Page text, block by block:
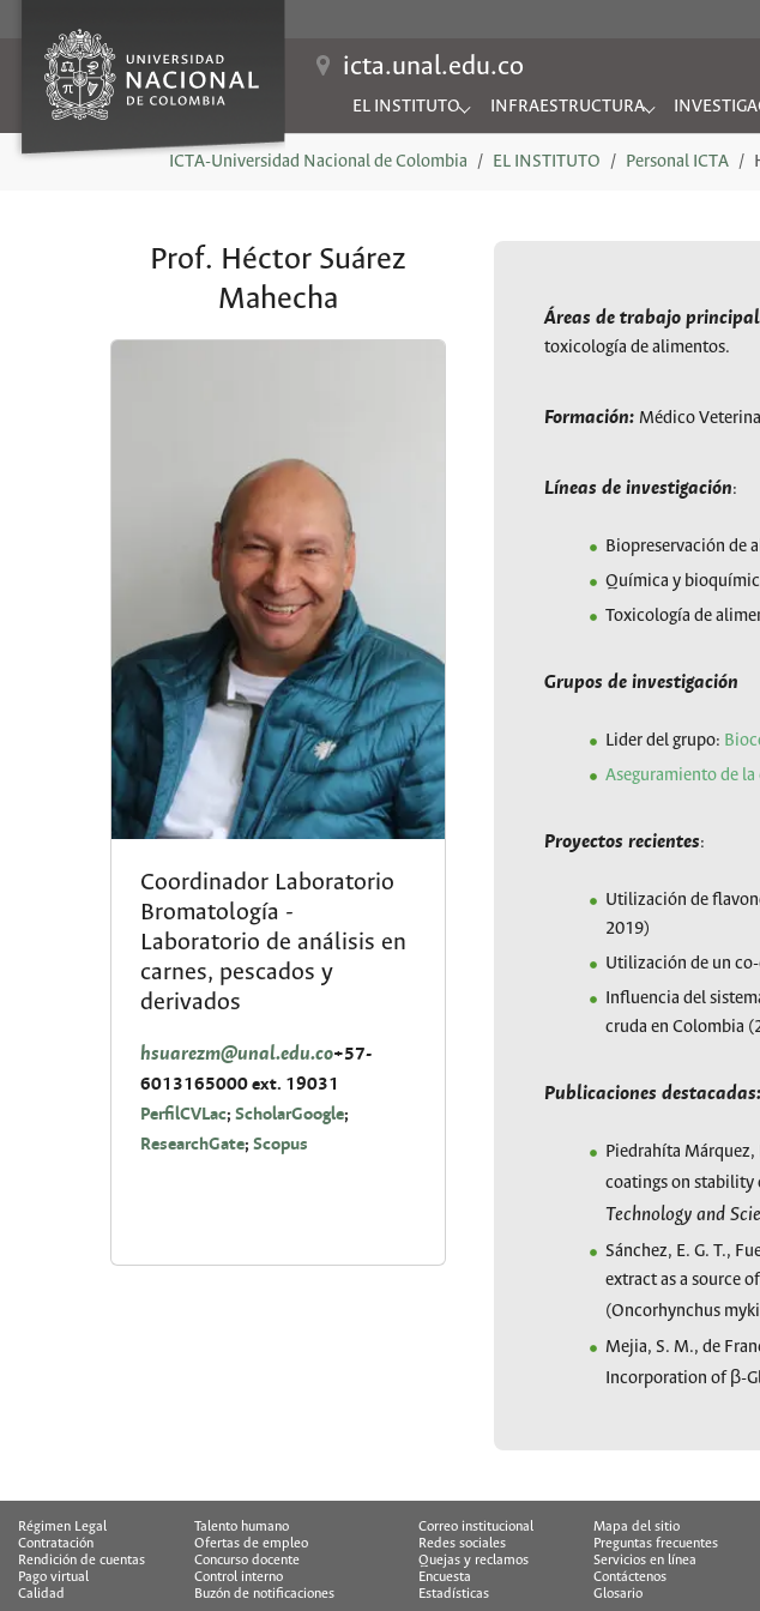
icta.unal.edu.co
EL INSTITUTO
Submenu for "EL INSTITUTO"
INFRAESTRUCTURA
Submenu for "INFRAESTRUCTURA"
Submenu
You are here:
ICTA-Universidad Nacional de Colombia
EL INSTITUTO Personal ICTA
Prof. Héctor Suárez
Mahecha
Coordinador Laboratorio
Bromatología -
Laboratorio de análisis en
carnes, pescados y
derivados
hsuarezm@unal.edu.co+57-
6013165000 ext. 19031
PerfilCVLac; ScholarGoogle;
ResearchGate; Scopus
Áreas de trabajo
toxicología de alimentos.
Formación: Médico
Líneas de investigación:
Biopreservación de
Química y
Toxicología de
Grupos de investigación
Lider del grupo:
Aseguramiento de
Proyectos recientes:
Utilización de
2019)
Utilización de un
Influencia del
cruda en Colombia
Publicaciones destacadas:
Piedrahíta
coatings on stability
Technology and
Sánchez, E. G. T.,
extract as a source
(Oncorhynchus
Mejia, S. M., de
Incorporation of β-
Régimen Legal
Talento humano
Contratación
Ofertas de empleo
Rendición de cuentas
Concurso docente
Pago virtual
Control interno
Calidad
Buzón de notificaciones
Correo institucional
Mapa del sitio
Redes sociales
Preguntas frecuentes
Quejas y reclamos
Servicios en línea
Encuesta
Contáctenos
Estadísticas
Glosario